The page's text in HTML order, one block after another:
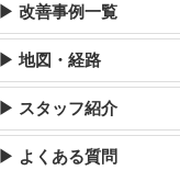
▶ 改善事例一覧
▶ 地図・経路
▶ スタッフ紹介
▶ よくある質問